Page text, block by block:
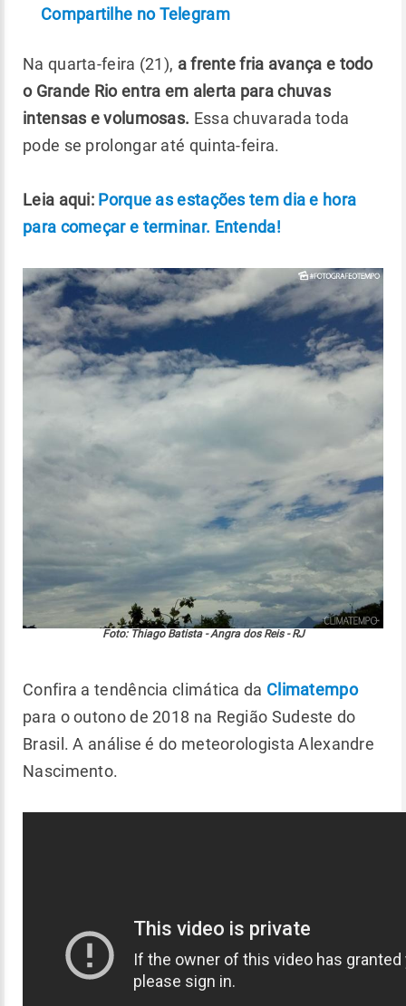
Compartilhe no Telegram
Na quarta-feira (21), a frente fria avança e todo
o Grande Rio entra em alerta para chuvas
intensas e volumosas. Essa chuvarada toda
pode se prolongar até quinta-feira.
Leia aqui: Porque as estações tem dia e hora
para começar e terminar. Entenda!
Foto: Thiago Batista - Angra dos Reis - RJ
Confira a tendência climática da Climatempo
para o outono de 2018 na Região Sudeste do
Brasil. A análise é do meteorologista Alexandre
Nascimento.